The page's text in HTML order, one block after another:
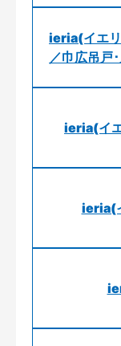
ieria(イエリ
／巾広吊戸･
ieria(イ
ieria(